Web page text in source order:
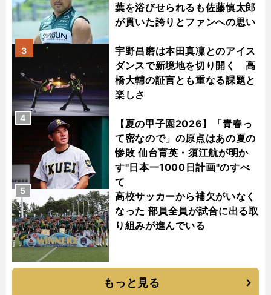
葉を浴びせられるも佐藤慎太郎
が貫いた誇りとファンへの思い
宇野昌磨は本田真凜とのアイス
ダンスで新境地を切り開く 高
橋大輔の証言とも重なる課題と
楽しさ
3
【夏の甲子園2026】「青春っ
て密なので」の原点はあの夏の
惨敗 仙台育英・須江航が明か
す"日本一1000日計画"のすべ
て
4
高校サッカーから補欠がいなく
なった 部員全員が試合に出る取
り組みが進んでいる
5
もっと見る